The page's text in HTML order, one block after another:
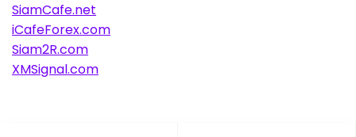
SiamCafe.net
iCafeForex.com
Siam2R.com
XMSignal.com